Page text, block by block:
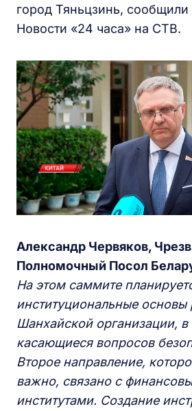
город Тяньцзинь,
Новости «24 часа» на СТВ.
Александр Червяков,
Полномочный Посол
На этом саммите
институциональные основы
Шанхайской организации,
касающиеся вопросов
Второе направление,
важно, связано с
институтами. Создание